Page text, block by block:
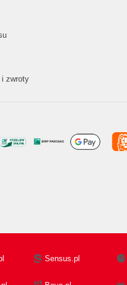
i zwroty
Sensus.pl